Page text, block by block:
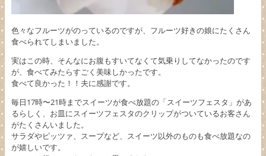
色々なフルーツがのっているのですが、フルーツ好きの娘にたくさん
食べられてしまいました。
実はこの時、そんなにお腹もすいてなくて気乗りしてなかったのです
が、食べてみたらすごく美味しかったです。
食べて良かった！！夫に感謝です。
毎日17時〜21時までスイーツが食べ放題の「スイーツフェスタ」があ
るらしく、お皿にスイーツフェスタのクリップがついているお客さん
がたくさんいました。
サラダやピッツァ、スープなど、スイーツ以外のものも食べ放題なの
が嬉しいです。